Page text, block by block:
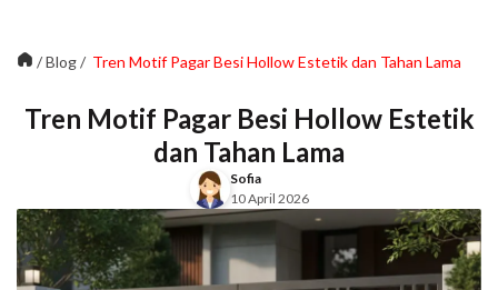
/Blog/ Tren Motif Pagar Besi Hollow Estetik dan Tahan Lama
Tren Motif Pagar Besi Hollow Estetik
dan Tahan Lama
Sofia
10 April 2026